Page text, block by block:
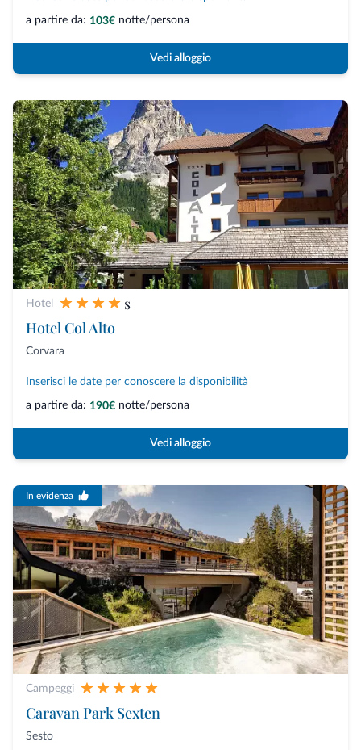
a partire da: 103€ notte/persona
Vedi alloggio
Hotel
s
Hotel Col Alto
Corvara
Inserisci le date per conoscere la disponibilità
a partire da: 190€ notte/persona
Vedi alloggio
In evidenza
Campeggi
Caravan Park Sexten
Sesto